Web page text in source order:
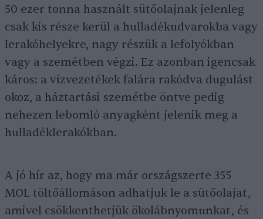
50 ezer tonna használt sütőolajnak jelenleg
csak kis része kerül a hulladékudvarokba vagy
lerakóhelyekre, nagy részük a lefolyókban
vagy a szemétben végzi. Ez azonban igencsak
káros: a vízvezetékek falára rakódva dugulást
okoz, a háztartási szemétbe öntve pedig
nehezen lebomló anyagként jelenik meg a
hulladéklerakókban.
A jó hír az, hogy ma már országszerte 355
MOL töltőállomáson adhatjuk le a sütőolajat,
amivel csökkenthetjük ökolábnyomunkat, és